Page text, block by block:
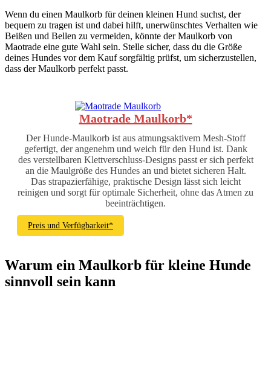
Wenn du einen Maulkorb für deinen kleinen Hund suchst, der
bequem zu tragen ist und dabei hilft, unerwünschtes Verhalten wie
Beißen und Bellen zu vermeiden, könnte der Maulkorb von
Maotrade eine gute Wahl sein. Stelle sicher, dass du die Größe
deines Hundes vor dem Kauf sorgfältig prüfst, um sicherzustellen,
dass der Maulkorb perfekt passt.
Maotrade Maulkorb*
Der Hunde-Maulkorb ist aus atmungsaktivem Mesh-Stoff
gefertigt, der angenehm und weich für den Hund ist. Dank
des verstellbaren Klettverschluss-Designs passt er sich perfekt
an die Maulgröße des Hundes an und bietet sicheren Halt.
Das strapazierfähige, praktische Design lässt sich leicht
reinigen und sorgt für optimale Sicherheit, ohne das Atmen zu
beeinträchtigen.
Preis und Verfügbarkeit*
Warum ein Maulkorb für kleine Hunde
sinnvoll sein kann